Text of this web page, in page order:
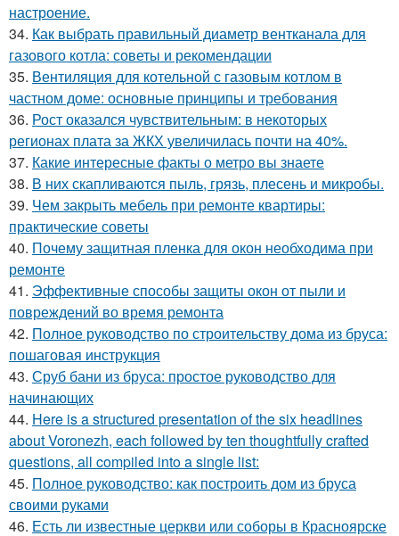
настроение.
34. Как выбрать правильный диаметр вентканала для
газового котла: советы и рекомендации
35. Вентиляция для котельной с газовым котлом в
частном доме: основные принципы и требования
36. Рост оказался чувствительным: в некоторых
регионах плата за ЖКХ увеличилась почти на 40%.
37. Какие интересные факты о метро вы знаете
38. В них скапливаются пыль, грязь, плесень и микробы.
39. Чем закрыть мебель при ремонте квартиры:
практические советы
40. Почему защитная пленка для окон необходима при
ремонте
41. Эффективные способы защиты окон от пыли и
повреждений во время ремонта
42. Полное руководство по строительству дома из бруса:
пошаговая инструкция
43. Сруб бани из бруса: простое руководство для
начинающих
44. Here is a structured presentation of the six headlines
about Voronezh, each followed by ten thoughtfully crafted
questions, all compiled into a single list:
45. Полное руководство: как построить дом из бруса
своими руками
46. Есть ли известные церкви или соборы в Красноярске